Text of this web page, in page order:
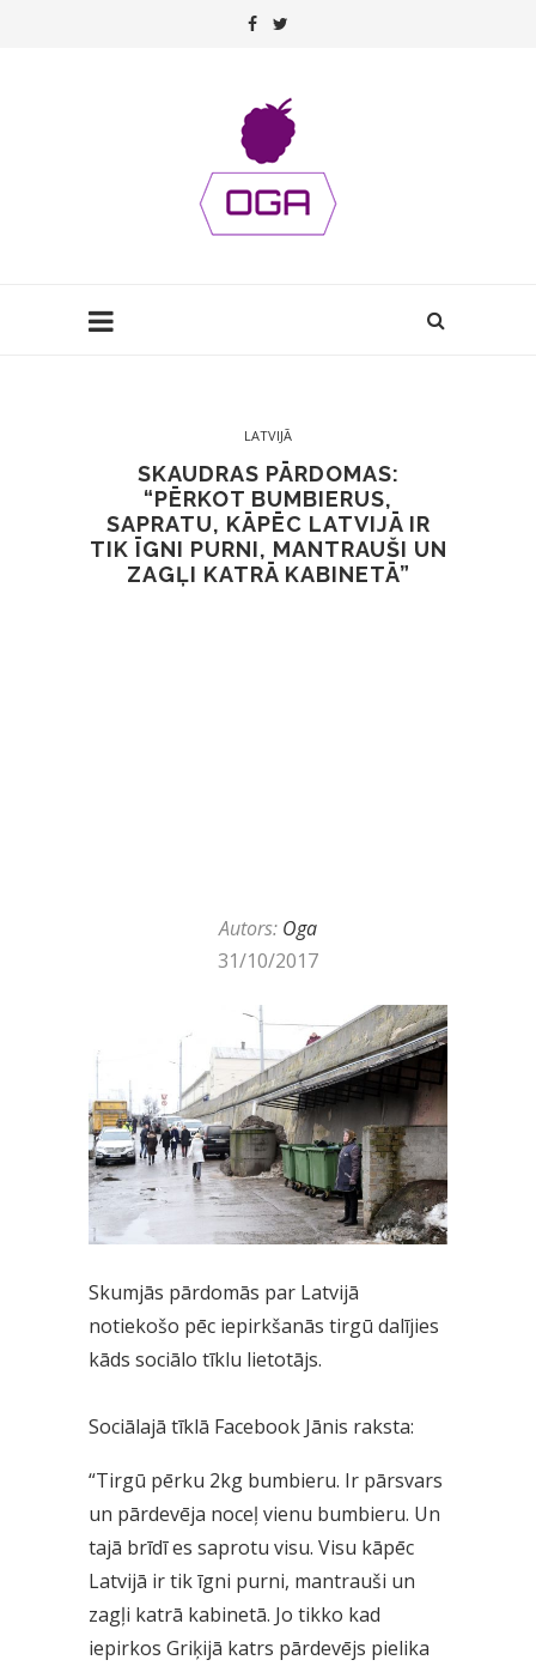
LATVIJĀ
SKAUDRAS PĀRDOMAS:
“PĒRKOT BUMBIERUS,
SAPRATU, KĀPĒC LATVIJĀ IR
TIK ĪGNI PURNI, MANTRAUŠI UN
ZAGĻI KATRĀ KABINETĀ”
Autors: Oga
31/10/2017
Skumjās pārdomās par Latvijā
notiekošo pēc iepirkšanās tirgū dalījies
kāds sociālo tīklu lietotājs.
Sociālajā tīklā Facebook Jānis raksta:
“Tirgū pērku 2kg bumbieru. Ir pārsvars
un pārdevēja noceļ vienu bumbieru. Un
tajā brīdī es saprotu visu. Visu kāpēc
Latvijā ir tik īgni purni, mantrauši un
zagļi katrā kabinetā. Jo tikko kad
iepirkos Griķijā katrs pārdevējs pielika